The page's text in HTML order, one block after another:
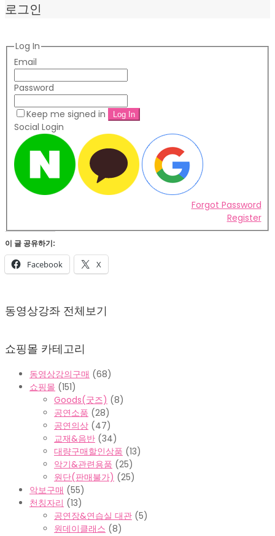
로그인
Log In
Email
Password
Keep me signed in
Social Login
Forgot Password
Register
이 글 공유하기:
Facebook X
02-
동영상강좌 전체보기
쇼핑몰 카테고리
동영상강의구매 (68)
쇼핑몰 (151)
Goods(굿즈) (8)
공연소품 (28)
공연의상 (47)
교재&음반 (34)
대량구매할인상품 (13)
악기&관련용품 (25)
원단(판매불가) (25)
악보구매 (55)
천칭자리 (13)
공연장&연습실 대관 (5)
원데이클래스 (8)